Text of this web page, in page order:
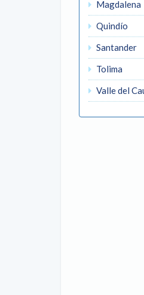
Magdalena
Quindío
Santander
Tolima
Valle del